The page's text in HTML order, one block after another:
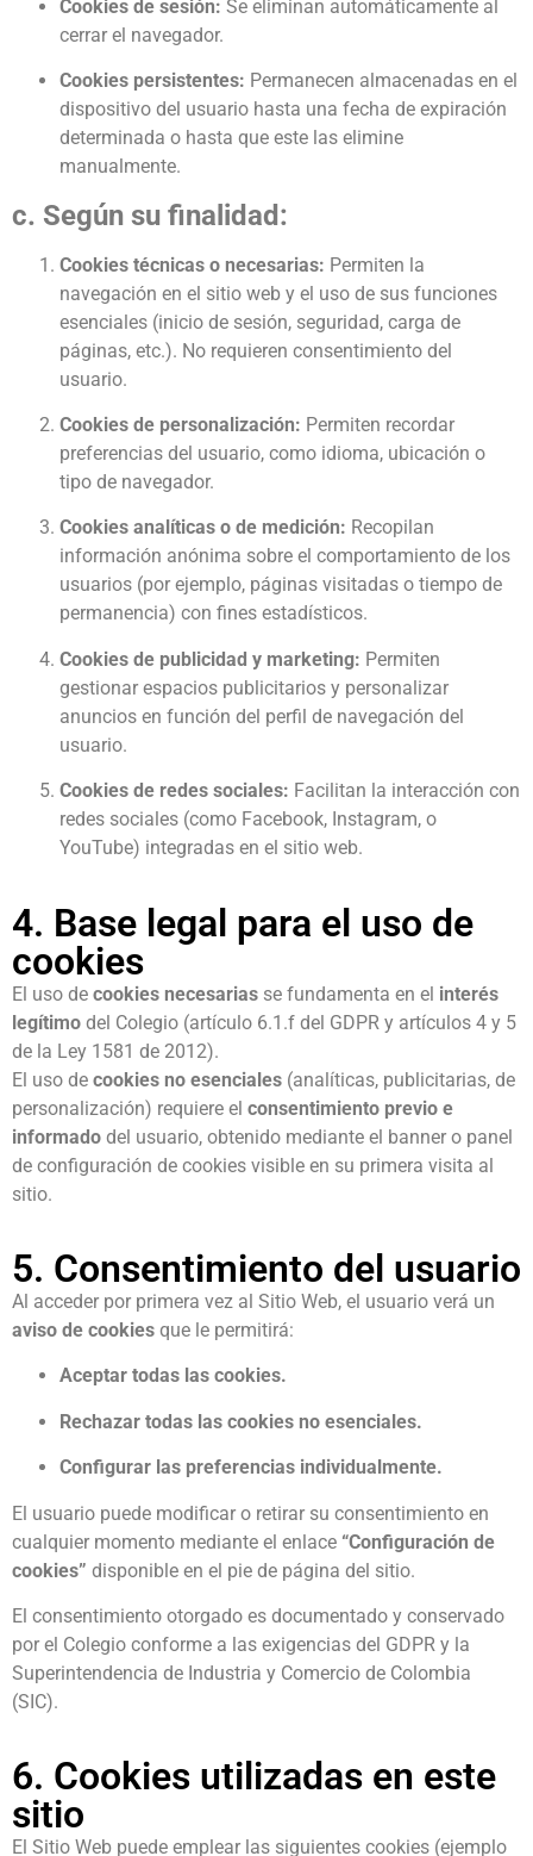
Cookies de sesión: Se eliminan automáticamente al
cerrar el navegador.
Cookies persistentes: Permanecen almacenadas en el
dispositivo del usuario hasta una fecha de expiración
determinada o hasta que este las elimine
manualmente.
c. Según su finalidad:
Cookies técnicas o necesarias: Permiten la
navegación en el sitio web y el uso de sus funciones
esenciales (inicio de sesión, seguridad, carga de
páginas, etc.). No requieren consentimiento del
usuario.
Cookies de personalización: Permiten recordar
preferencias del usuario, como idioma, ubicación o
tipo de navegador.
Cookies analíticas o de medición: Recopilan
información anónima sobre el comportamiento de los
usuarios (por ejemplo, páginas visitadas o tiempo de
permanencia) con fines estadísticos.
Cookies de publicidad y marketing: Permiten
gestionar espacios publicitarios y personalizar
anuncios en función del perfil de navegación del
usuario.
Cookies de redes sociales: Facilitan la interacción con
redes sociales (como Facebook, Instagram, o
YouTube) integradas en el sitio web.
4. Base legal para el uso de
cookies
El uso de cookies necesarias se fundamenta en el interés
legítimo del Colegio (artículo 6.1.f del GDPR y artículos 4 y 5
de la Ley 1581 de 2012).
El uso de cookies no esenciales (analíticas, publicitarias, de
personalización) requiere el consentimiento previo e
informado del usuario, obtenido mediante el banner o panel
de configuración de cookies visible en su primera visita al
sitio.
5. Consentimiento del usuario
Al acceder por primera vez al Sitio Web, el usuario verá un
aviso de cookies que le permitirá:
Aceptar todas las cookies.
Rechazar todas las cookies no esenciales.
Configurar las preferencias individualmente.
El usuario puede modificar o retirar su consentimiento en
cualquier momento mediante el enlace “Configuración de
cookies” disponible en el pie de página del sitio.
El consentimiento otorgado es documentado y conservado
por el Colegio conforme a las exigencias del GDPR y la
Superintendencia de Industria y Comercio de Colombia
(SIC).
6. Cookies utilizadas en este
sitio
El Sitio Web puede emplear las siguientes cookies (ejemplo